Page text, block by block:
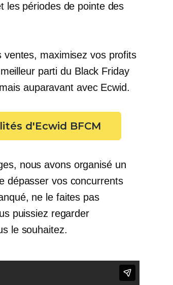
les périodes de pointe des
maximisez vos profits
parti du Black Friday
auparavant avec Ecwid.
d'Ecwid BFCM
nous avons organisé un
dépasser vos concurrents
ne le faites pas
puissiez regarder
le souhaitez.